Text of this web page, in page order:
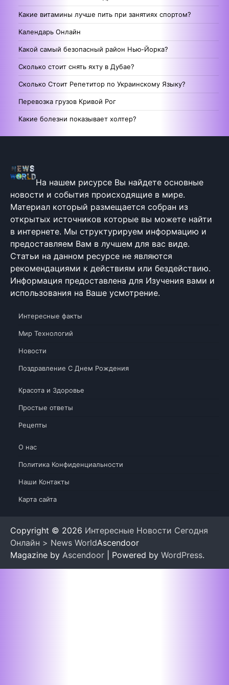
Какие витамины лучше пить при занятиях спортом?
Календарь Онлайн
Какой самый безопасный район Нью-Йорка?
Сколько стоит снять яхту в Дубае?
Сколько Стоит Репетитор по Украинскому Языку?
Перевозка грузов Кривой Рог
Какие болезни показывает холтер?
На нашем рисурсе Вы найдете основные
новости и события происходящие в мире.
Материал который размещается собран из
открытых источников которые вы можете найти
в интернете. Мы структурируем информацию и
предоставляем Вам в лучшем для вас виде.
Статьи на данном ресурсе не являются
рекомендациями к действиям или бездействию.
Информация предоставлена для Изучения вами и
использования на Ваше усмотрение.
Интересные факты
Мир Технологий
Новости
Поздравление С Днем Рождения
Красота и Здоровье
Простые ответы
Рецепты
О нас
Политика Конфиденциальности
Наши Контакты
Карта сайта
Copyright © 2026 Интересные Новости Сегодня
Онлайн > News WorldAscendoor
Magazine by Ascendoor | Powered by WordPress.